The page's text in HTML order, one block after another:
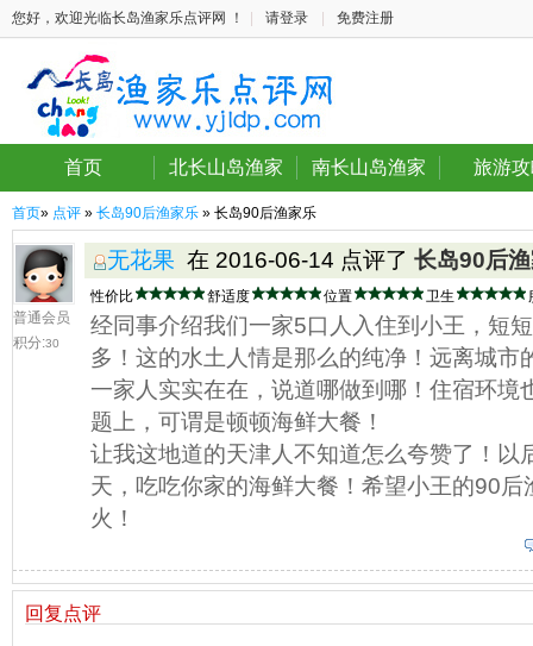
您好，欢迎光临长岛渔家乐点评网 ！ 请登录 免费注册
首页 北长山岛渔家 南长山岛渔家 旅游
首页» 点评 » 长岛90后渔家乐 » 长岛90后渔家乐
普通会员
积分:30
无花果 在 2016-06-14 点评了 长岛90后
性价比 舒适度 位置 卫生
经同事介绍我们一家5口人入住到小王，短
多！这的水土人情是那么的纯净！远离城市
一家人实实在在，说道哪做到哪！住宿环境
题上，可谓是顿顿海鲜大餐！
让我这地道的天津人不知道怎么夸赞了！以
天，吃吃你家的海鲜大餐！希望小王的90
火！
回复点评